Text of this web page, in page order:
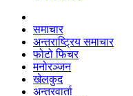
समाचार
अन्तराष्ट्रिय समाचार
फोटो फिचर
मनोरञ्जन
खेलकुद
अन्तरवार्ता